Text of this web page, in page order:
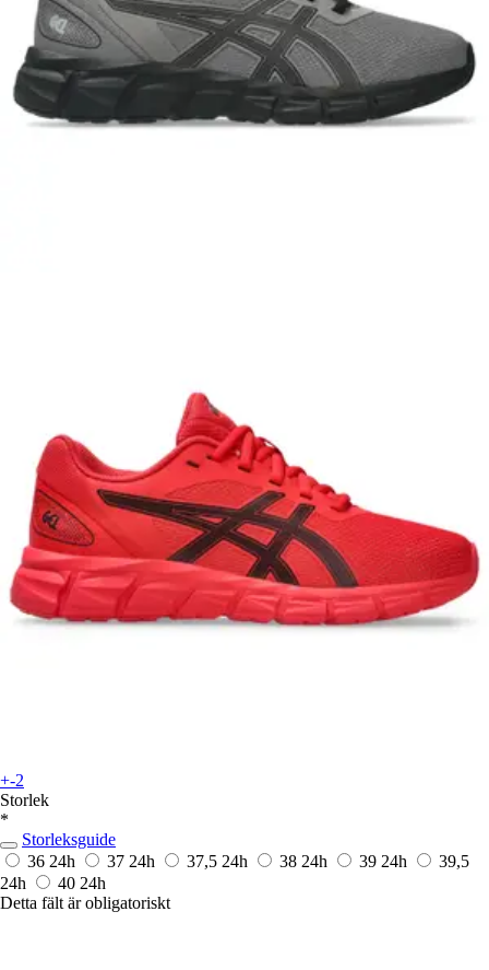
+-2
Storlek
*
Storleksguide
36 24h 37 24h 37,5 24h 38 24h 39 24h
39,5
24h
40 24h
Detta fält är obligatoriskt